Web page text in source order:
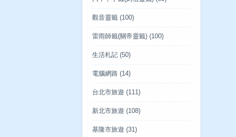
觀音靈籤 (100)
雷雨師籤(關帝靈籤) (100)
生活札記 (50)
電腦網路 (14)
台北市旅遊 (111)
新北市旅遊 (108)
基隆市旅遊 (31)